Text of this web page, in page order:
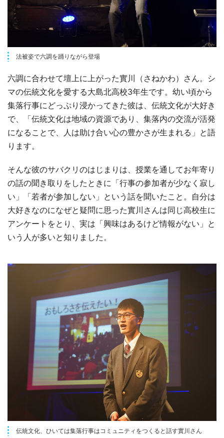
法被姿で六調を踊りながら登場
六調に合わせて壇上に上がった實川（さねかわ）さん。シ
マの伝統文化を愛する大島北高校3年生です。幼い頃から
集落行事にどっぷり浸かってきた彼は、伝統文化が大好き
で、「伝統文化は地域の資源であり、集落内の交流が活発
になることで、人は助け合い心の豊かさが生まれる」と語
ります。
そんな彼のサバクリのはじまりは、授業を通してお年寄り
の話の聞き取りをしたときに「行事の参加者が少なく寂し
い」「若者が参加しない」という話を聞いたこと。自分は
大好きなのになぜと疑問に思った實川さんは同じ高校生に
アンケートをとり、実は「興味はあるけど情報がない」と
いう人が多いと知りました。
伝統文化、ひいては集落行事はコミュニティをつくると話す實川さん